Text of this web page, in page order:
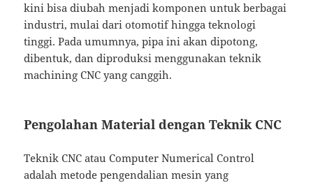
kini bisa diubah menjadi komponen untuk berbagai
industri, mulai dari otomotif hingga teknologi
tinggi. Pada umumnya, pipa ini akan dipotong,
dibentuk, dan diproduksi menggunakan teknik
machining CNC yang canggih.
Pengolahan Material dengan Teknik CNC
Teknik CNC atau Computer Numerical Control
adalah metode pengendalian mesin yang